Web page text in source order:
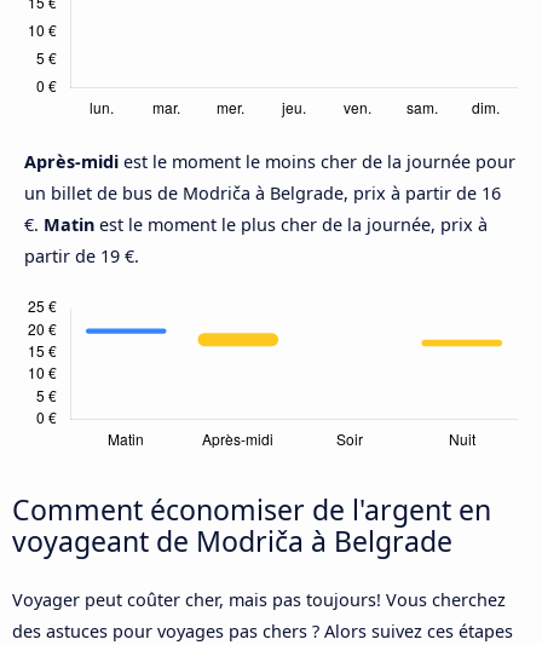
Après-midi est le moment le moins cher de la journée pour
un billet de bus de Modriča à Belgrade, prix à partir de 16
€. Matin est le moment le plus cher de la journée, prix à
partir de 19 €.
Comment économiser de l'argent en
voyageant de Modriča à Belgrade
Voyager peut coûter cher, mais pas toujours! Vous cherchez
des astuces pour voyages pas chers ? Alors suivez ces étapes